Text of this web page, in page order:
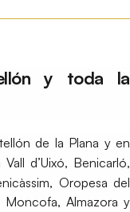
y toda la
de la Plana y en
Vall d’Uixó, Benicarló,
Oropesa del
Moncofa, Almazora y